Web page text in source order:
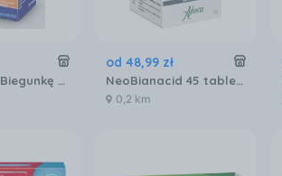
Smecta Na Biegunkę Pomarańczowo Waniliowy Smak 10 Saszetek
od 48,99 zł
NeoBianacid 45 tabletek do ssania smak cytrynowy
0,2 km